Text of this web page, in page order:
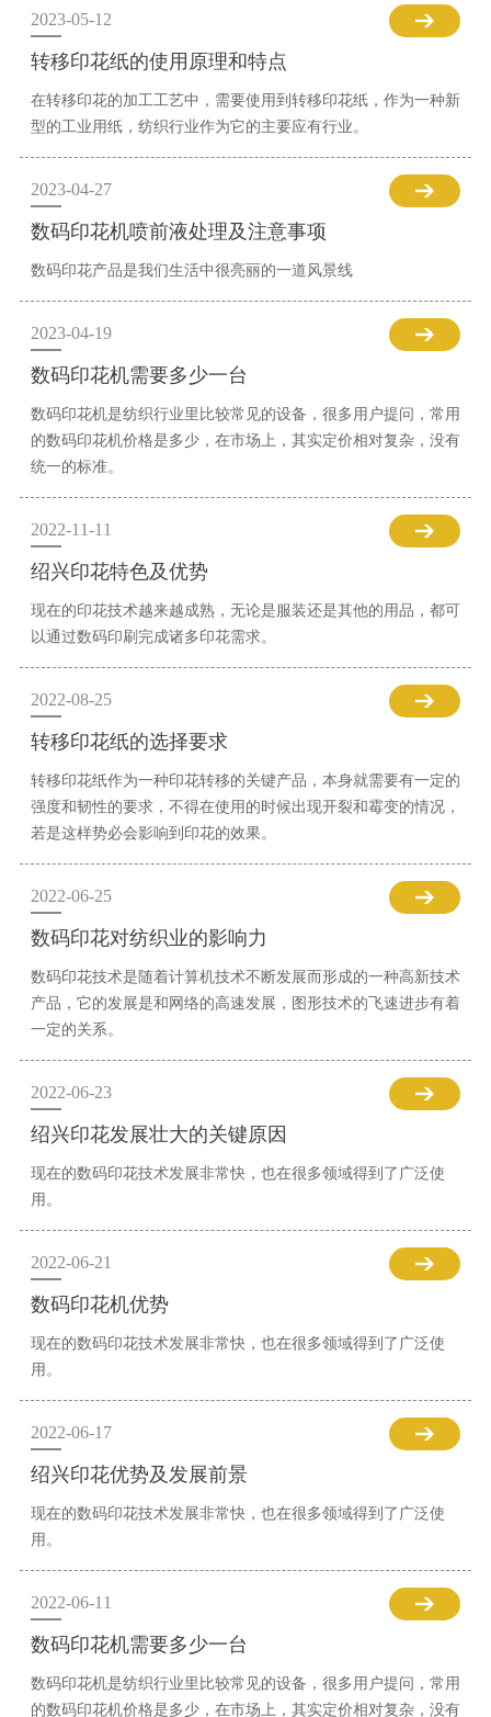
2023-05-12
转移印花纸的使用原理和特点
在转移印花的加工工艺中，需要使用到转移印花纸，作为一种新
型的工业用纸，纺织行业作为它的主要应有行业。
2023-04-27
数码印花机喷前液处理及注意事项
数码印花产品是我们生活中很亮丽的一道风景线
2023-04-19
数码印花机需要多少一台
数码印花机是纺织行业里比较常见的设备，很多用户提问，常用
的数码印花机价格是多少，在市场上，其实定价相对复杂，没有
统一的标准。
2022-11-11
绍兴印花特色及优势
现在的印花技术越来越成熟，无论是服装还是其他的用品，都可
以通过数码印刷完成诸多印花需求。
2022-08-25
转移印花纸的选择要求
转移印花纸作为一种印花转移的关键产品，本身就需要有一定的
强度和韧性的要求，不得在使用的时候出现开裂和霉变的情况，
若是这样势必会影响到印花的效果。
2022-06-25
数码印花对纺织业的影响力
数码印花技术是随着计算机技术不断发展而形成的一种高新技术
产品，它的发展是和网络的高速发展，图形技术的飞速进步有着
一定的关系。
2022-06-23
绍兴印花发展壮大的关键原因
现在的数码印花技术发展非常快，也在很多领域得到了广泛使
用。
2022-06-21
数码印花机优势
现在的数码印花技术发展非常快，也在很多领域得到了广泛使
用。
2022-06-17
绍兴印花优势及发展前景
现在的数码印花技术发展非常快，也在很多领域得到了广泛使
用。
2022-06-11
数码印花机需要多少一台
数码印花机是纺织行业里比较常见的设备，很多用户提问，常用
的数码印花机价格是多少，在市场上，其实定价相对复杂，没有